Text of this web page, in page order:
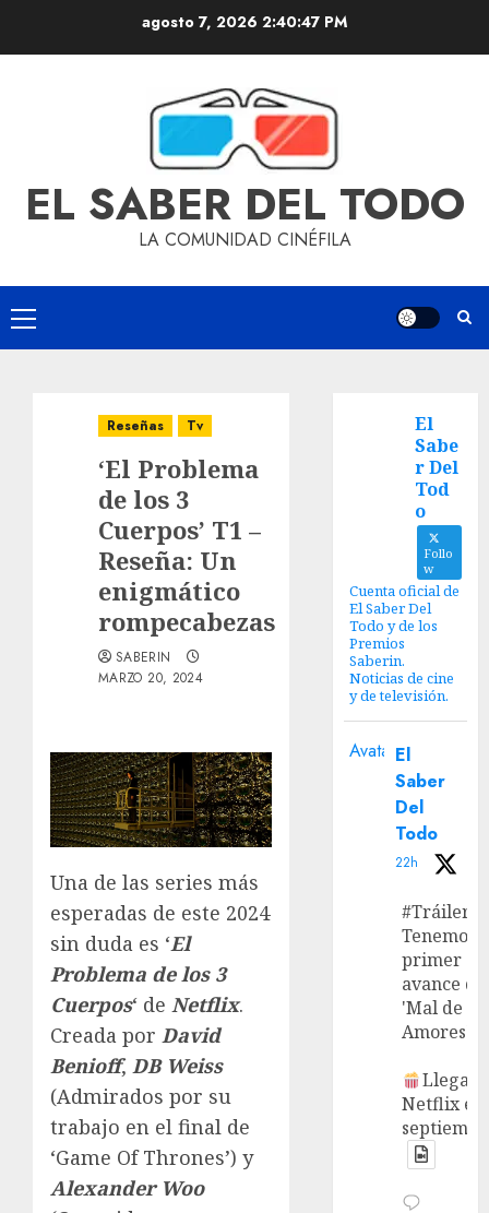
agosto 7, 2026 2:40:48 PM
EL SABER DEL TODO
LA COMUNIDAD CINÉFILA
Reseñas Tv
‘El Problema
de los 3
Cuerpos’ T1 –
Reseña: Un
enigmático
rompecabezas
SABERIN
MARZO 20, 2024
Una de las series más
esperadas de este 2024
sin duda es ‘El
Problema de los 3
Cuerpos‘ de Netflix.
Creada por David
Benioff, DB Weiss
(Admirados por su
trabajo en el final de
‘Game Of Thrones’) y
Alexander Woo
El
Sabe
r Del
Tod
o
Follo
w
Cuenta oficial de
El Saber Del
Todo y de los
Premios
Saberin.
Noticias de cine
y de televisión.
Avatar El
Saber
Del
Todo
22h
#Tráiler
Tenemos
primer
avance de
'Mal de
Amores'.
Llega a
Netflix en